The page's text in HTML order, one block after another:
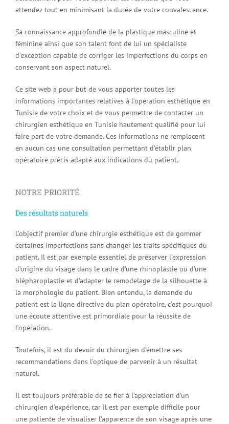
attendez tout en minimisant la durée de votre convalescence.
Sa connaissance approfondie de la plastique masculine et
féminine ainsi que son talent font de lui un spécialiste
d’exception capable de corriger les imperfections du corps en
conservant son aspect naturel.
Ce site web a pour but de vous apporter toutes les
informations importantes relatives à l’opération esthétique en
Tunisie de votre choix et de vous permettre de contacter un
chirurgien esthétique en Tunisie hautement qualifié pour lui
faire part de votre demande. Ces informations ne remplacent
en aucun cas une consultation permettant d’établir plan
opératoire précis adapté aux indications du patient.
NOTRE PRIORITÉ
Des résultats naturels
L’objectif premier d’une chirurgie esthétique est de gommer
certaines imperfections sans changer les traits spécifiques du
patient. Il est par exemple essentiel de préserver l’expression
d’origine du visage dans le cadre d’une rhinoplastie ou d’une
blépharoplastie et d’adapter le remodelage de la silhouette à
la morphologie du patient. Bien entendu, la demande du
patient est la ligne directive du plan opératoire, c’est pourquoi
une écoute attentive est primordiale pour la réussite de
l’opération.
Toutefois, il est du devoir du chirurgien d’émettre ses
recommandations dans l’optique de parvenir à un résultat
naturel.
Il est toujours préférable de se fier à l’appréciation d’un
chirurgien d’expérience, car il est par exemple difficile pour
une patiente de visualiser l’apparence de son visage après une